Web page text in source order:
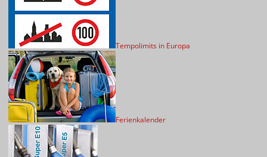
Tempolimits in Europa
Ferienkalender